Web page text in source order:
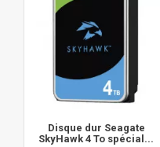
Disque dur Seagate
SkyHawk 4 To spécial...